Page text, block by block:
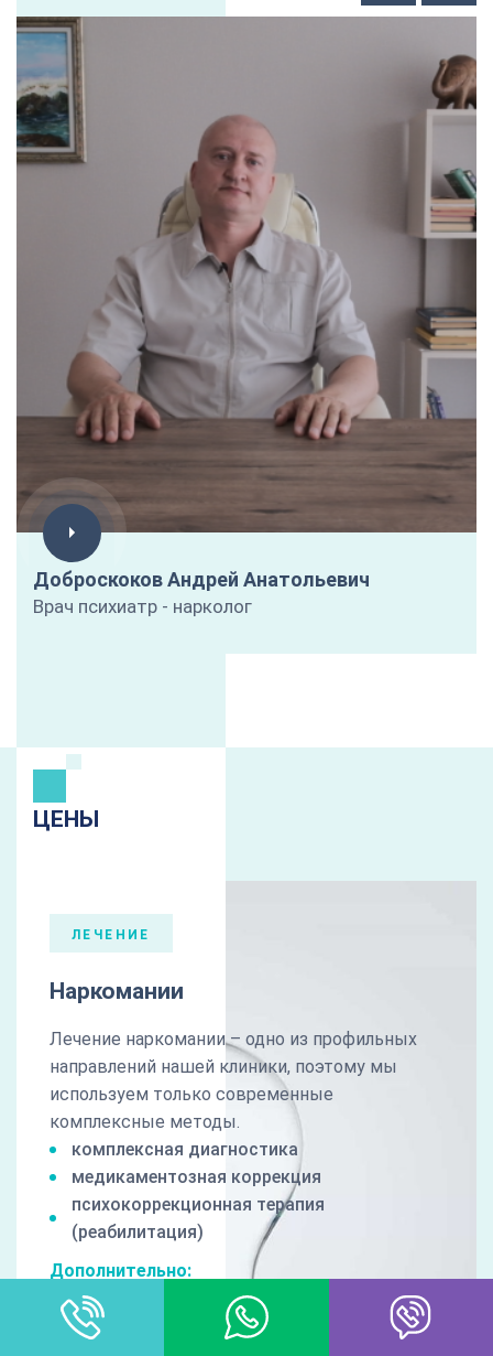
Доброскоков Андрей Анатольевич
Врач психиатр - нарколог
ЦЕНЫ
ЛЕЧЕНИЕ
Наркомании
Лечение наркомании – одно из профильных
направлений нашей клиники, поэтому мы
используем только современные
комплексные методы.
комплексная диагностика
медикаментозная коррекция
психокоррекционная терапия
(реабилитация)
Дополнительно:
гарантия результата
пост лечебное сопровождение